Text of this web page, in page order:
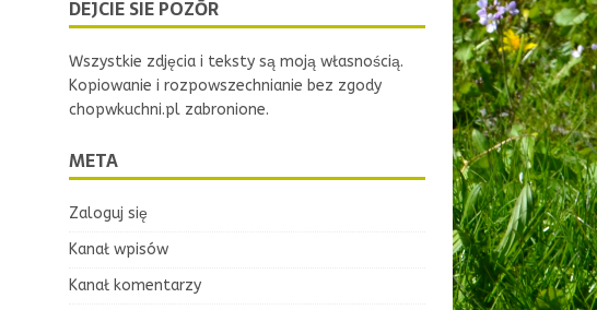
DEJCIE SIE POZŌR
Wszystkie zdjęcia i teksty są moją własnością.
Kopiowanie i rozpowszechnianie bez zgody
chopwkuchni.pl zabronione.
META
Zaloguj się
Kanał wpisów
Kanał komentarzy